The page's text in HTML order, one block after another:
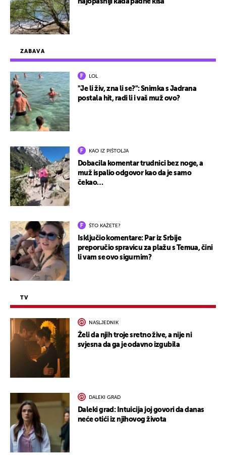
ZABAVA
LOL
"Je li živ, zna li se?": Snimka s Jadrana
postala hit, radi li i vaš muž ovo?
KAO IZ PIŠTOLJA
Dobacila komentar trudnici bez noge, a
muž ispalio odgovor kao da je samo
čekao…
ŠTO KAŽETE?
Isključio komentare: Par iz Srbije
preporučio spravicu za plažu s Temua, čini
li vam se ovo sigurnim?
TV
NASLJEDNIK
Želi da njih troje sretno žive, a nije ni
svjesna da ga je odavno izgubila
DALEKI GRAD
Daleki grad: Intuicija joj govori da danas
neće otići iz njihovog života
najopasniji kada padne kiša